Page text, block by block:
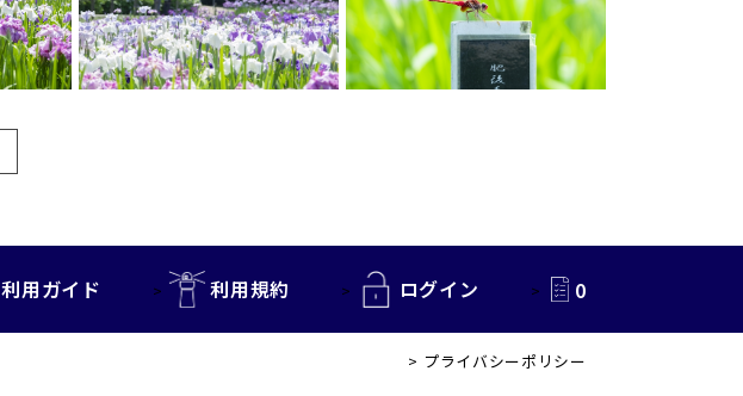
利用ガイド 利用規約 ログイン 0
プライバシーポリシー